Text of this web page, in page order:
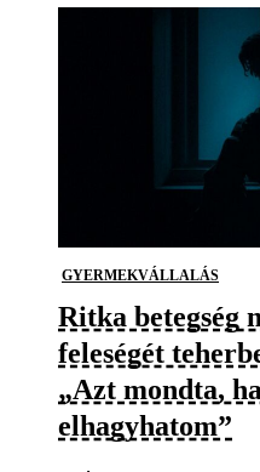
GYERMEKVÁLLALÁS
Ritka betegség
feleségét
„Azt mondta,
elhagyhatom”